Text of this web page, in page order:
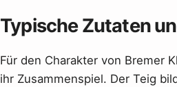
Typische Zutaten
Für den Charakter von Bremer
ihr Zusammenspiel. Der Teig